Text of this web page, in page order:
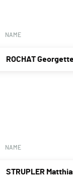
NAME
ROCHAT
NAME
STRUPLER